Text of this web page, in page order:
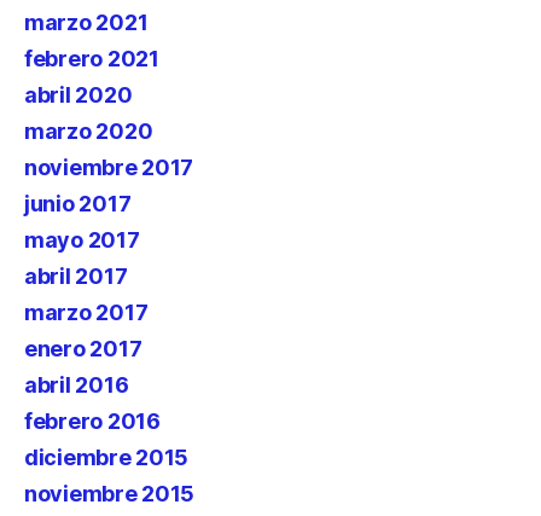
marzo 2021
febrero 2021
abril 2020
marzo 2020
noviembre 2017
junio 2017
mayo 2017
abril 2017
marzo 2017
enero 2017
abril 2016
febrero 2016
diciembre 2015
noviembre 2015